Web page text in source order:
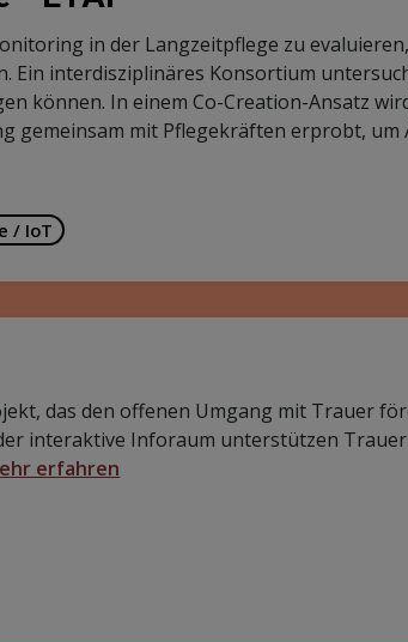
in der Langzeitpflege zu
Ein interdisziplinäres Konsortium
können. In einem Co-Creation-Ansatz
gemeinsam mit Pflegekräften erprobt,
/ IoT
das den offenen Umgang mit Trauer
interaktive Inforaum unterstützen
erfahren